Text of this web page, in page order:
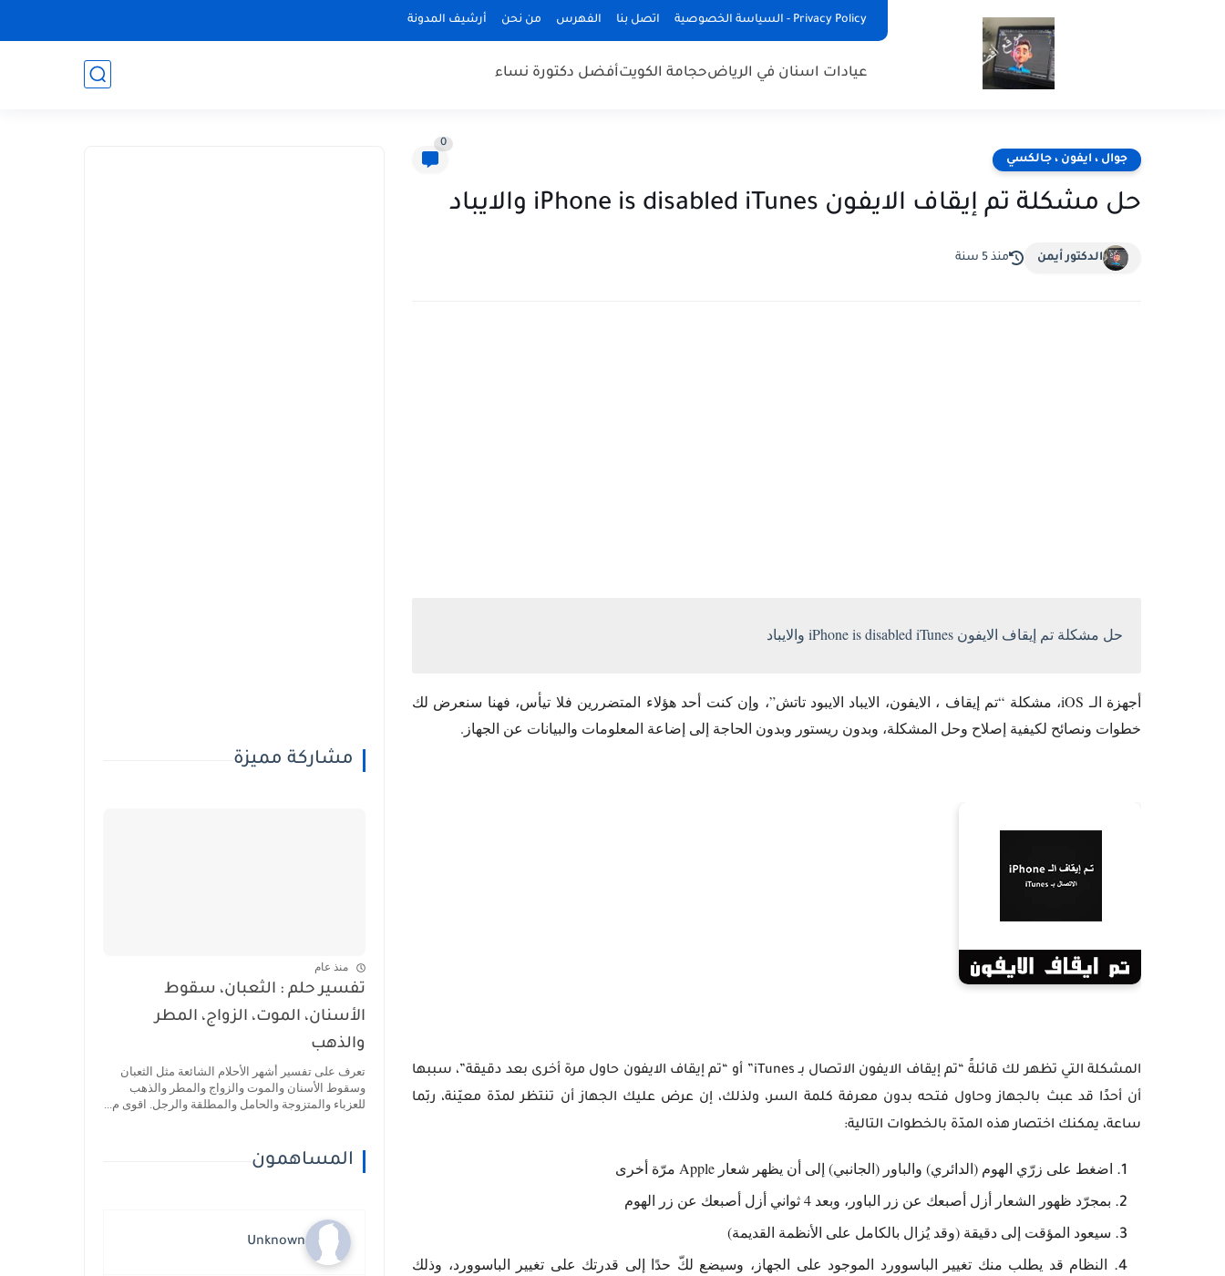
Privacy Policy - السياسة الخصوصية اتصل بنا الفهرس من نحن أرشيف المدونة
عيادات اسنان في الرياضحجامة الكويتأفضل دكتورة نساء
جوال ، ايفون ، جالكسي
0
حل مشكلة تم إيقاف الايفون iPhone is disabled iTunes والايباد
الدكتور أيمن منذ 5 سنة
حل مشكلة تم إيقاف الايفون iPhone is disabled iTunes والايباد
أجهزة الـ iOS، مشكلة “تم إيقاف ، الايفون، الايباد الايبود تاتش”، وإن كنت أحد هؤلاء المتضررين فلا تيأس، فهنا سنعرض لك
خطوات ونصائح لكيفية إصلاح وحل المشكلة، وبدون ريستور وبدون الحاجة إلى إضاعة المعلومات والبيانات عن الجهاز.
المشكلة التي تظهر لك قائلةً “تم إيقاف الايفون الاتصال بـ iTunes
” أو “تم إيقاف الايفون حاول مرة أخرى بعد دقيقة”، سببها
أن أحدًا قد عبث بالجهاز وحاول فتحه بدون معرفة كلمة السر، ولذلك، إن عرض عليك الجهاز أن تنتظر لمدّة معيّنة، ربّما
ساعة، يمكنك اختصار هذه المدّة بالخطوات التالية:
اضغط على زرّي الهوم (الدائري) والباور (الجانبي) إلى أن يظهر شعار Apple مرّة أخرى
بمجرّد ظهور الشعار أزل أصبعك عن زر الباور، وبعد 4 ثواني أزل أصبعك عن زر الهوم
سيعود المؤقت إلى دقيقة (وقد يُزال بالكامل على الأنظمة القديمة)
النظام قد يطلب منك تغيير الباسوورد الموجود على الجهاز، وسيضع لكّ حدًا إلى قدرتك على تغيير الباسوورد، وذلك
مشاركة مميزة
منذ عام
تفسير حلم : الثعبان، سقوط
الأسنان، الموت، الزواج، المطر
والذهب
تعرف على تفسير أشهر الأحلام الشائعة مثل الثعبان
وسقوط الأسنان والموت والزواج والمطر والذهب
للعزباء والمتزوجة والحامل والمطلقة والرجل. اقوى م...
المساهمون
Unknown